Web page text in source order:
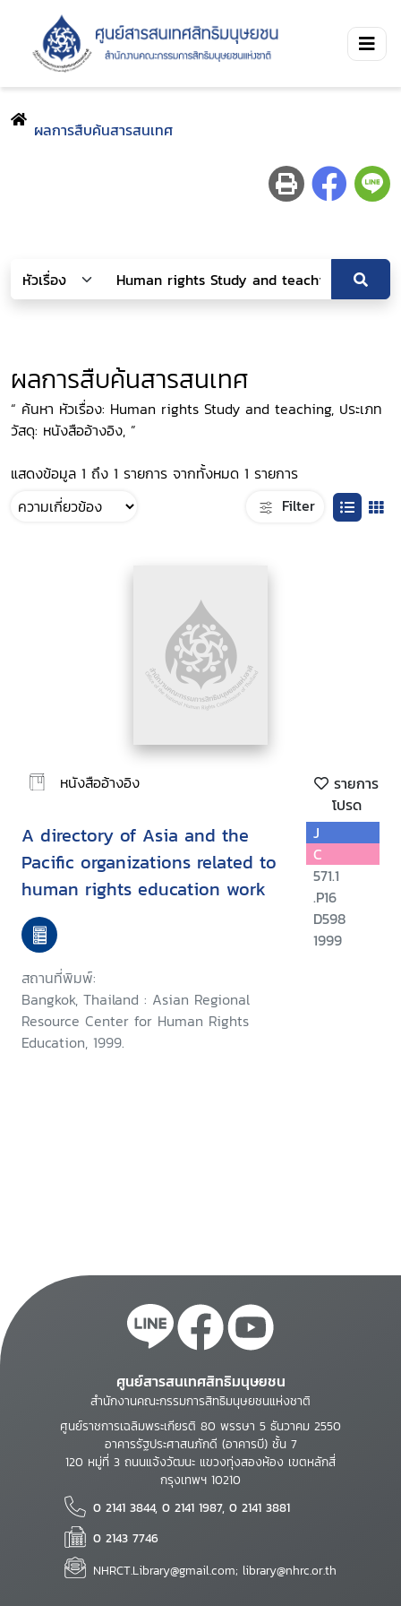
ผลการสืบค้นสารสนเทศ
ผลการสืบค้นสารสนเทศ
“ ค้นหา หัวเรื่อง: Human rights Study and teaching, ประเภท
วัสดุ: หนังสืออ้างอิง, ”
แสดงข้อมูล 1 ถึง 1 รายการ จากทั้งหมด 1 รายการ
Filter
หนังสืออ้างอิง
รายการ
โปรด
A directory of Asia and the
Pacific organizations related to
human rights education work
สถานที่พิมพ์:
Bangkok, Thailand : Asian Regional
Resource Center for Human Rights
Education, 1999.
J
C
571.1
.P16
D598
1999
ศูนย์สารสนเทศสิทธิมนุษยชน
สำนักงานคณะกรรมการสิทธิมนุษยชนแห่งชาติ
ศูนย์ราชการเฉลิมพระเกียรติ 80 พรรษา 5 ธันวาคม 2550
อาคารรัฐประศาสนภักดี (อาคารบี) ชั้น 7
120 หมู่ที่ 3 ถนนแจ้งวัฒนะ แขวงทุ่งสองห้อง เขตหลักสี่
กรุงเทพฯ 10210
0 2141 3844, 0 2141 1987, 0 2141 3881
0 2143 7746
NHRCT.Library@gmail.com; library@nhrc.or.th